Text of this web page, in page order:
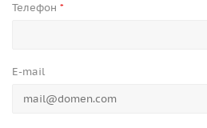
Телефон *
E-mail